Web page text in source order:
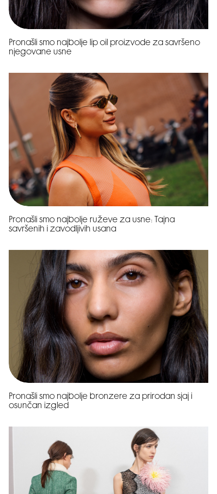
Pronašli smo najbolje lip oil proizvode za savršeno
njegovane usne
Pronašli smo najbolje ruževe za usne: Tajna
savršenih i zavodljivih usana
Pronašli smo najbolje bronzere za prirodan sjaj i
osunčan izgled